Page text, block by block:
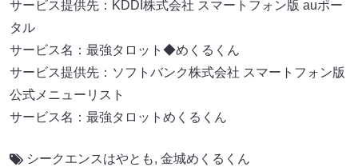
サービス提供先：KDDI株式会社 スマートフォン版 auポー
タル
サービス名：最強タロット◆めくるくん
サービス提供先：ソフトバンク株式会社 スマートフォン版
公式メニューリスト
サービス名：最強タロットめくるくん
シークエンスはやとも, 金城めくるくん